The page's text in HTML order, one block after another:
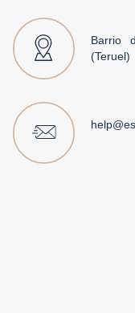
Barrio
(Teruel)